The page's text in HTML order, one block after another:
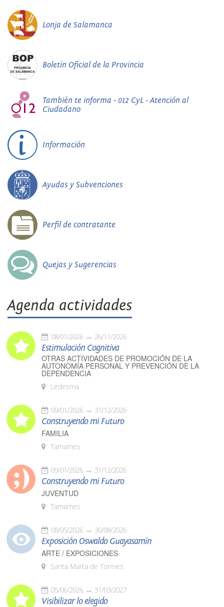
Lonja de Salamanca
Boletín Oficial de la Provincia
También te informa - 012 CyL - Atención al
Ciudadano
Información
Ayudas y Subvenciones
Perfil de contratante
Quejas y Sugerencias
Agenda actividades
08/01/2026 26/11/2026
Estimulación Cognitiva
OTRAS ACTIVIDADES DE PROMOCIÓN DE LA
AUTONOMÍA PERSONAL Y PREVENCIÓN DE LA
DEPENDENCIA
Ledesma
09/01/2026 31/12/2026
Construyendo mi Futuro
FAMILIA
Tamames
09/01/2026 31/12/2026
Construyendo mi Futuro
JUVENTUD
Tamames
08/05/2026 30/08/2026
Exposición Oswaldo Guayasamín
ARTE / EXPOSICIONES
Santa Marta de Tormes
05/06/2026 31/03/2027
Visibilizar lo elegido